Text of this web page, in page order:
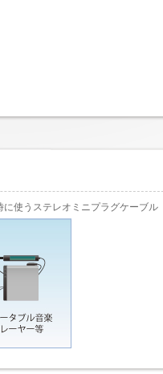
使うステレオミニプラグケーブル